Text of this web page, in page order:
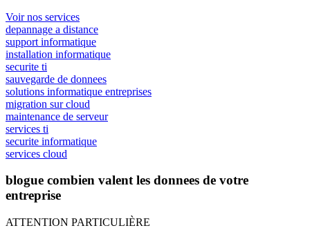
Voir nos services
depannage a distance
support informatique
installation informatique
securite ti
sauvegarde de donnees
solutions informatique entreprises
migration sur cloud
maintenance de serveur
services ti
securite informatique
services cloud
blogue combien valent les donnees de votre
entreprise
ATTENTION PARTICULIÈRE